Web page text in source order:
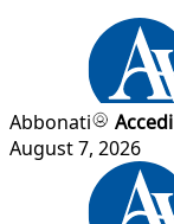
Abbonati
Accedi
August 7, 2026